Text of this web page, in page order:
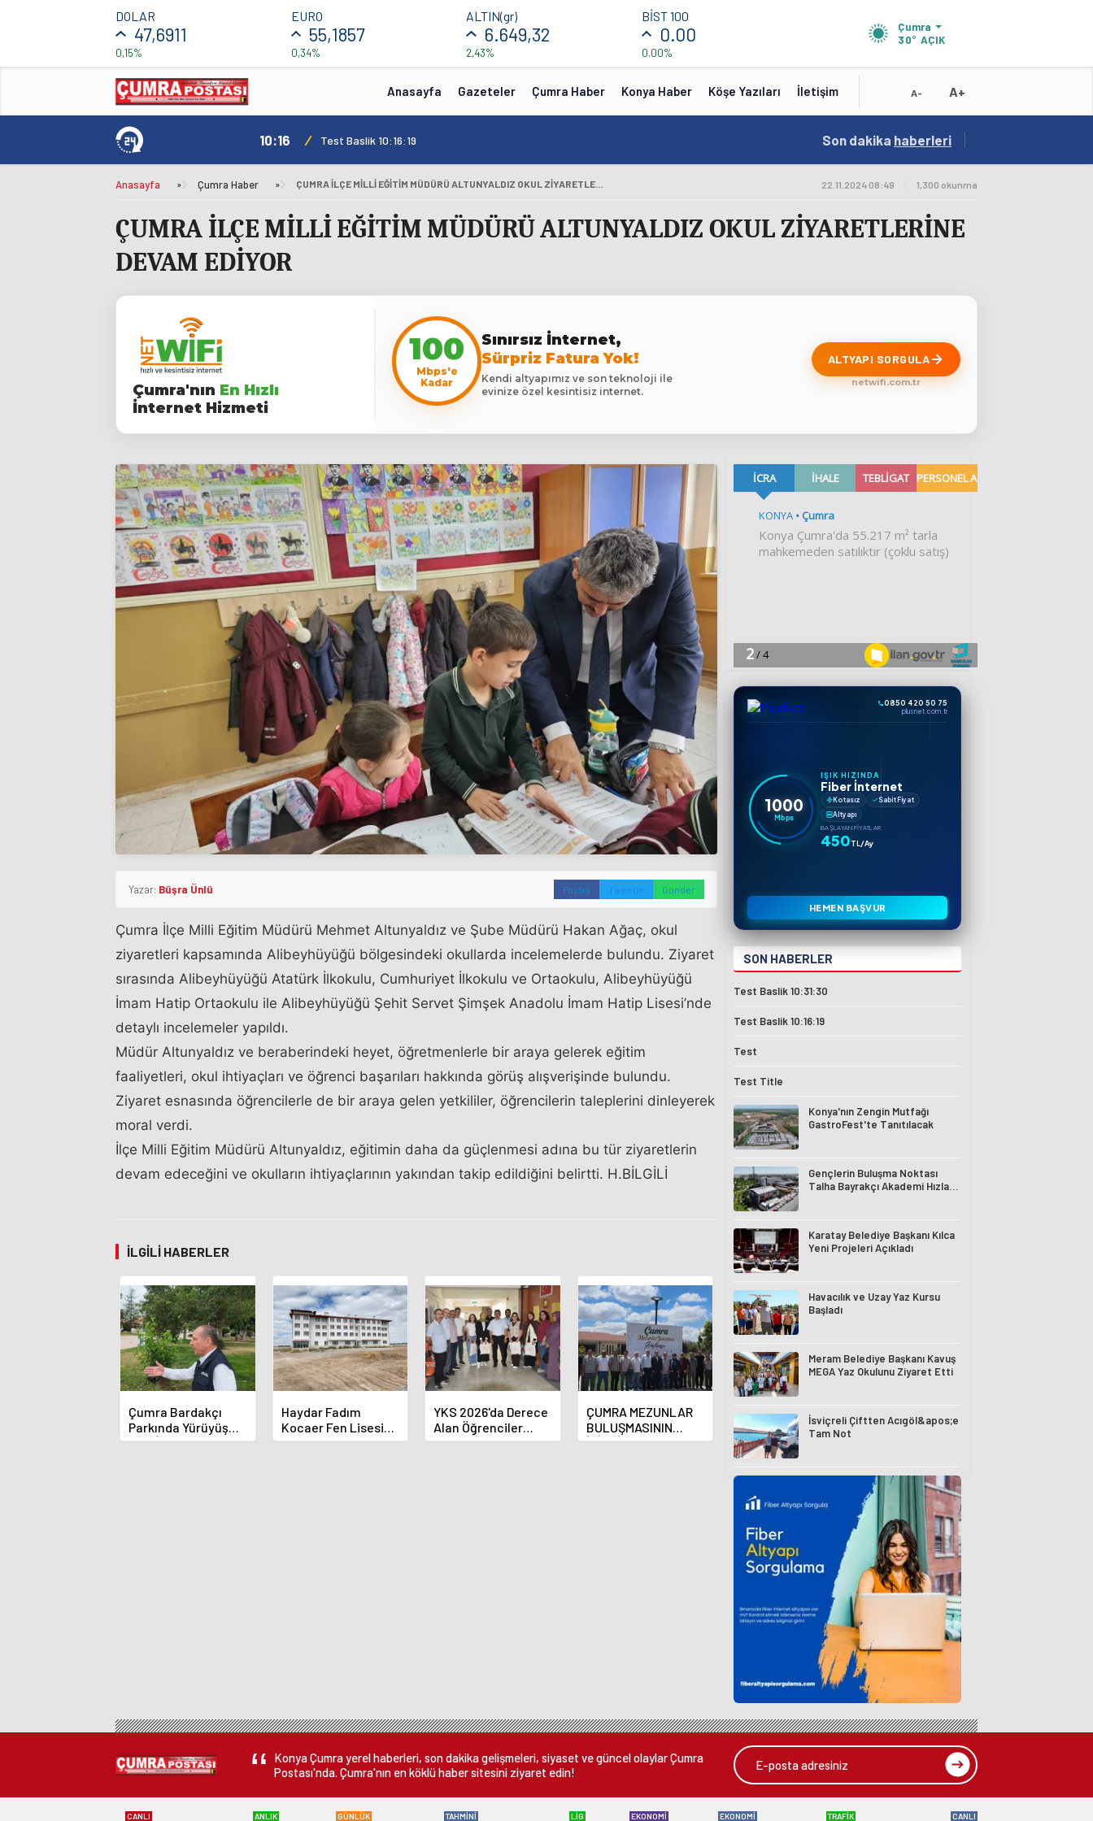
DOLAR
47,6911
0,15%
EURO
55,1857
0,34%
ALTIN(gr)
6.649,32
2,43%
BİST 100
0.00
0.00%
Çumra
30° AÇIK
Anasayfa Gazeteler Çumra Haber Konya Haber Köşe Yazıları İletişim A- A+
10:16 / Test Baslik 10:16:19 15:41 / Test
Son dakika haberleri
Anasayfa » Çumra Haber » ÇUMRA İLÇE MİLLİ EĞİTİM MÜDÜRÜ ALTUNYALDIZ OKUL ZİYARETLERİNE DEVAM EDİYOR 22.11.2024 08:49 1,300 okunma
ÇUMRA İLÇE MİLLİ EĞİTİM MÜDÜRÜ ALTUNYALDIZ OKUL ZİYARETLERİNE
DEVAM EDİYOR
Çumra'nın En Hızlı
İnternet Hizmeti
100
Mbps'e
Kadar
Sınırsız İnternet,
Sürpriz Fatura Yok!
Kendi altyapımız ve son teknoloji ile
evinize özel kesintisiz internet.
ALTYAPI SORGULA
netwifi.com.tr
Yazar: Büşra Ünlü Paylaş Tweetle Gönder
Çumra İlçe Milli Eğitim Müdürü Mehmet Altunyaldız ve Şube Müdürü Hakan Ağaç, okul
ziyaretleri kapsamında Alibeyhüyüğü bölgesindeki okullarda incelemelerde bulundu. Ziyaret
sırasında Alibeyhüyüğü Atatürk İlkokulu, Cumhuriyet İlkokulu ve Ortaokulu, Alibeyhüyüğü
İmam Hatip Ortaokulu ile Alibeyhüyüğü Şehit Servet Şimşek Anadolu İmam Hatip Lisesi’nde
detaylı incelemeler yapıldı.
Müdür Altunyaldız ve beraberindeki heyet, öğretmenlerle bir araya gelerek eğitim
faaliyetleri, okul ihtiyaçları ve öğrenci başarıları hakkında görüş alışverişinde bulundu.
Ziyaret esnasında öğrencilerle de bir araya gelen yetkililer, öğrencilerin taleplerini dinleyerek
moral verdi.
İlçe Milli Eğitim Müdürü Altunyaldız, eğitimin daha da güçlenmesi adına bu tür ziyaretlerin
devam edeceğini ve okulların ihtiyaçlarının yakından takip edildiğini belirtti. H.BİLGİLİ
İLGILI HABERLER
Çumra Bardakçı
Parkında Yürüyüş
Yolu İçin Çalışmalar
Haydar Fadım
Kocaer Fen Lisesi
Pansiyonunda Sona
YKS 2026'da Derece
Alan Öğrenciler
Çumra İlçe Milli
ÇUMRA MEZUNLAR
BULUŞMASININ
İKİNCİ HAFTASINDA
0850 420 50 75
plusnet.com.tr
1000
Mbps
IŞIK HIZINDA
Fiber İnternet
Kotasız
Sabit Fiyat
Altyapı
BAŞLAYAN FIYATLAR
450TL/Ay
HEMEN BAŞVUR
SON HABERLER
Test Baslik 10:31:30
Test Baslik 10:16:19
Test
Test Title
Konya'nın Zengin Mutfağı
GastroFest'te Tanıtılacak
Gençlerin Buluşma Noktası
Talha Bayrakçı Akademi Hızla
Karatay Belediye Başkanı Kılca
Yeni Projeleri Açıkladı
Havacılık ve Uzay Yaz Kursu
Başladı
Meram Belediye Başkanı Kavuş
MEGA Yaz Okulunu Ziyaret Etti
İsviçreli Çiftten Acıgöl&apos;e
Tam Not
Konya Çumra yerel haberleri, son dakika gelişmeleri, siyaset ve güncel olaylar Çumra
Postası'nda. Çumra'nın en köklü haber sitesini ziyaret edin!
CANLI ANLIK GÜNLÜK TAHMİNİ LİG EKONOMİ EKONOMİ TRAFİK CANLI